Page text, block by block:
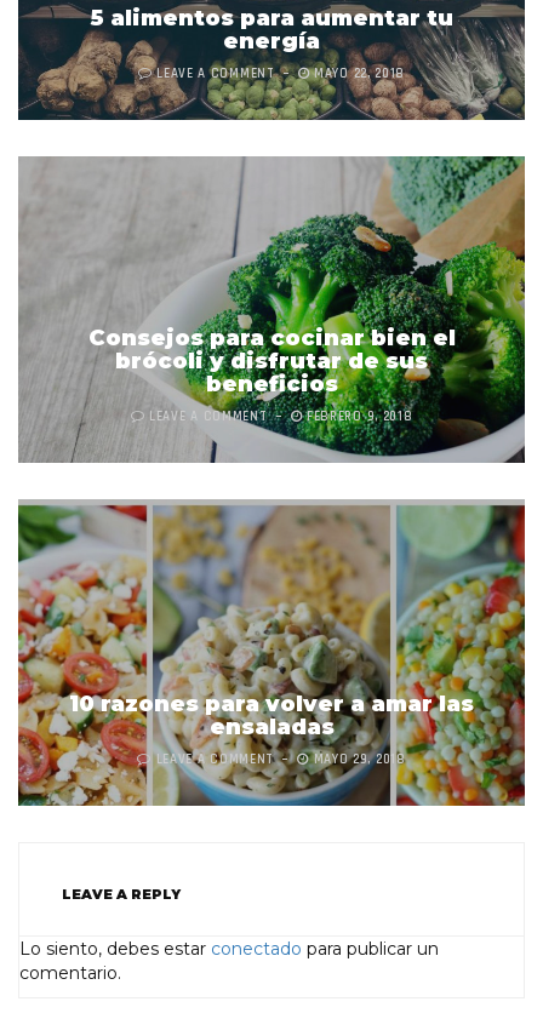
5 alimentos para aumentar tu
energía
LEAVE A COMMENT MAYO 22, 2018
Consejos para cocinar bien el
brócoli y disfrutar de sus
beneficios
LEAVE A COMMENT FEBRERO 9, 2018
10 razones para volver a amar las
ensaladas
LEAVE A COMMENT MAYO 29, 2018
LEAVE A REPLY
Lo siento, debes estar conectado para publicar un
comentario.